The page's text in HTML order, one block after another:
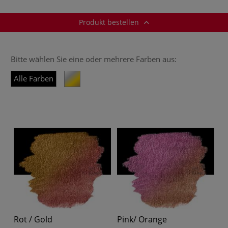
Produkt bestellen
Bitte wählen Sie eine oder mehrere Farben aus:
Alle Farben
Rot / Gold Pink/ Orange